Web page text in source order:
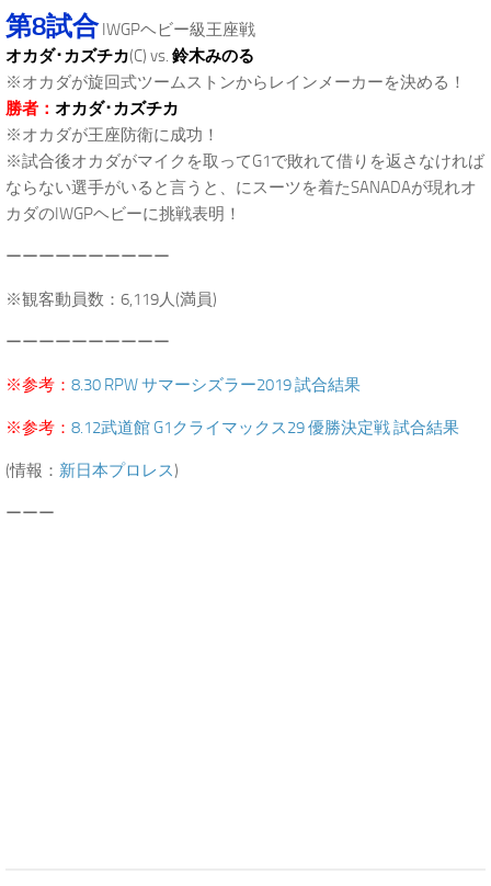
第8試合IWGPヘビー級王座戦
オカダ･カズチカ(C) vs. 鈴木みのる
※オカダが旋回式ツームストンからレインメーカーを決める！
勝者： オカダ･カズチカ
※オカダが王座防衛に成功！
※試合後オカダがマイクを取ってG1で敗れて借りを返さなければ
ならない選手がいると言うと、にスーツを着たSANADAが現れオ
カダのIWGPヘビーに挑戦表明！
ーーーーーーーーーー
※観客動員数：6,119人(満員)
ーーーーーーーーーー
※参考： 8.30 RPW サマーシズラー2019 試合結果
※参考： 8.12武道館 G1クライマックス29 優勝決定戦 試合結果
(情報： 新日本プロレス)
ーーー